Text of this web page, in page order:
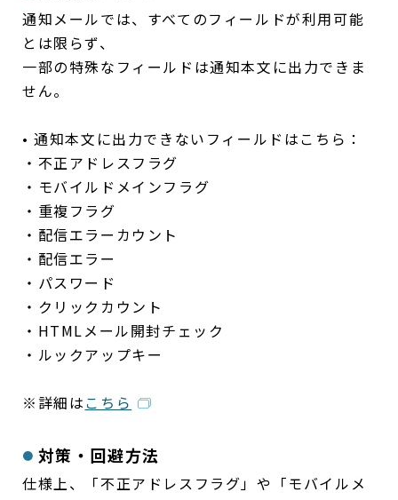
通知メールでは、すべてのフィールドが利用可能
とは限らず、
一部の特殊なフィールドは通知本文に出力できま
せん。
• 通知本文に出力できないフィールドはこちら：
・不正アドレスフラグ
・モバイルドメインフラグ
・重複フラグ
・配信エラーカウント
・配信エラー
・パスワード
・クリックカウント
・HTMLメール開封チェック
・ルックアップキー
※詳細はこちら
対策・回避方法
仕様上、「不正アドレスフラグ」や「モバイルメ